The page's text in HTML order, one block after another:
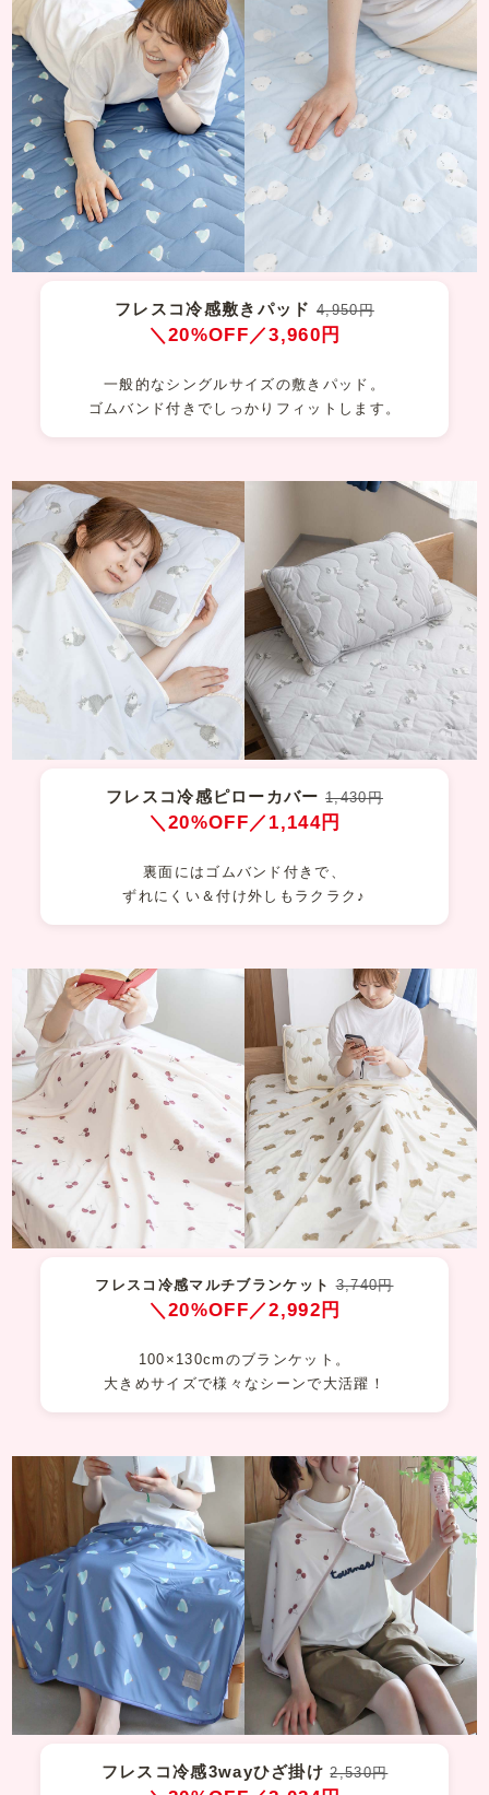
フレスコ冷感敷きパッド 4,950円
＼20%OFF／3,960円
一般的なシングルサイズの敷きパッド。
ゴムバンド付きでしっかりフィットします。
フレスコ冷感ピローカバー1,430円
＼20%OFF／1,144円
裏面にはゴムバンド付きで、
ずれにくい＆付け外しもラクラク♪
フレスコ冷感マルチブランケット3,740円
＼20%OFF／2,992円
100×130cmのブランケット。
大きめサイズで様々なシーンで大活躍！
フレスコ冷感3wayひざ掛け2,530円